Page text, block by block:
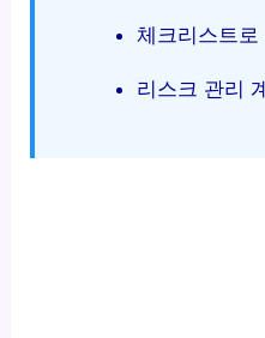
체크리스트
리스크 관리